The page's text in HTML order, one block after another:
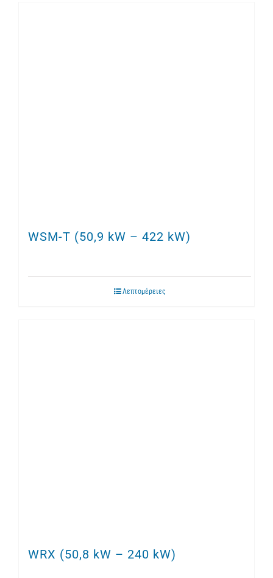
WSM-T (50,9 kW – 422 kW)
Λεπτομέρειες
WRX (50,8 kW – 240 kW)